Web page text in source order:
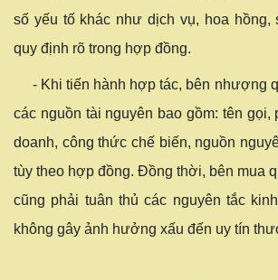
số yếu tố khác như dịch vụ, hoa hồng,
quy định rõ trong hợp đồng.
- Khi tiến hành hợp tác, bên nhượng
các nguồn tài nguyên bao gồm: tên
doanh, công thức chế biến, nguồn
tùy theo hợp đồng. Đồng thời, bên mua
cũng phải tuân thủ các nguyên tắc
không gây ảnh hưởng xấu đến uy tín